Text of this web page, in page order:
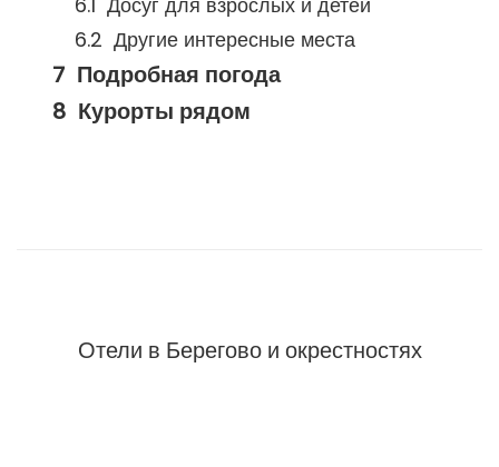
Другие интересные места
Подробная погода
Курорты рядом
Отели в Берегово и окрестностях